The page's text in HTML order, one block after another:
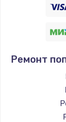
Ремонт